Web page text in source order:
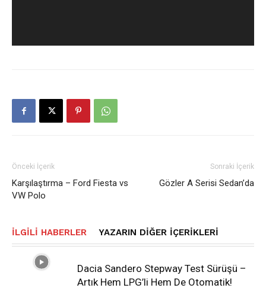
Önceki İçerik
Karşılaştırma – Ford Fiesta vs
VW Polo
Sonraki İçerik
Gözler A Serisi Sedan’da
İLGILI HABERLER YAZARIN DIĞER İÇERIKLERI
Dacia Sandero Stepway Test Sürüşü –
Artık Hem LPG’li Hem De Otomatik!